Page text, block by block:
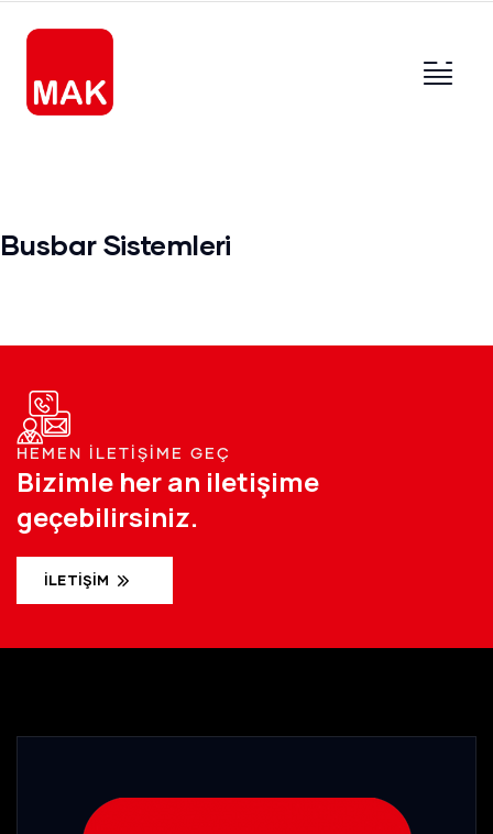
Busbar Sistemleri
HEMEN İLETİŞİME GEÇ
Bizimle her an iletişime
geçebilirsiniz.
İLETIŞIM